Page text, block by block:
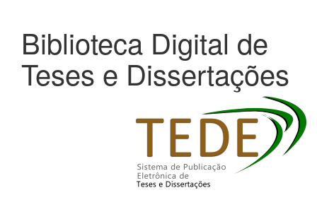
Biblioteca Digital de
Teses e Dissertações